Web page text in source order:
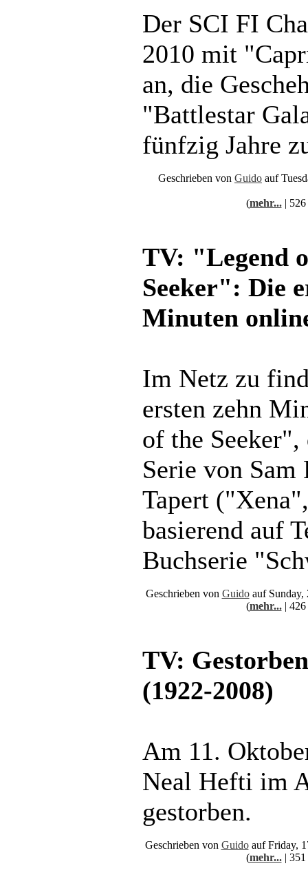
Der SCI FI
2010 mit
an, die
"Battlestar
fünfzig Jahre
Geschrieben von Guido auf
(mehr...| 526
TV: "Legend
Seeker": Die
Minuten
Im Netz zu
ersten zehn
of the Seeker",
Serie von
Tapert
basierend auf
Buchserie
Geschrieben von Guidoauf Sunday,
(mehr...| 426
TV:
(1922-2008)
Am 11.
Neal Hefti im
gestorben.
Geschrieben von Guidoauf Friday,
(mehr...| 351